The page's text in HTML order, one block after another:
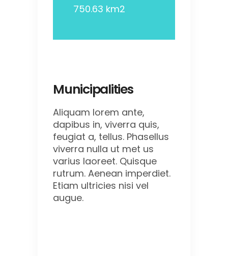
750.63 km2
Municipalities
Aliquam lorem ante,
dapibus in, viverra quis,
feugiat a, tellus. Phasellus
viverra nulla ut met us
varius laoreet. Quisque
rutrum. Aenean imperdiet.
Etiam ultricies nisi vel
augue.